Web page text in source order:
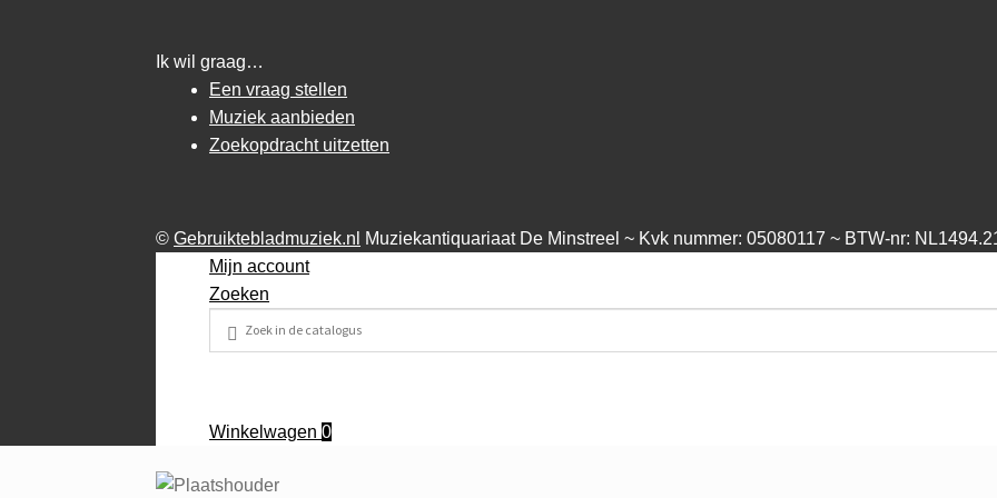
Ik wil graag…
Een vraag stellen
Muziek aanbieden
Zoekopdracht uitzetten
©Gebruiktebladmuziek.nl
Muziekantiquariaat De Minstreel ~ Kvk nummer: 05080117 ~ BTW-nr:
Mijn account
Zoeken
Winkelwagen0